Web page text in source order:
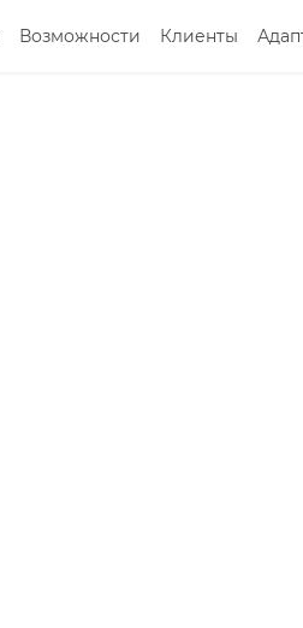
Возможности Клиенты